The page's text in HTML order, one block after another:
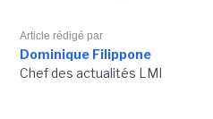
Article rédigé par
Dominique Filippone
Chef des actualités LMI